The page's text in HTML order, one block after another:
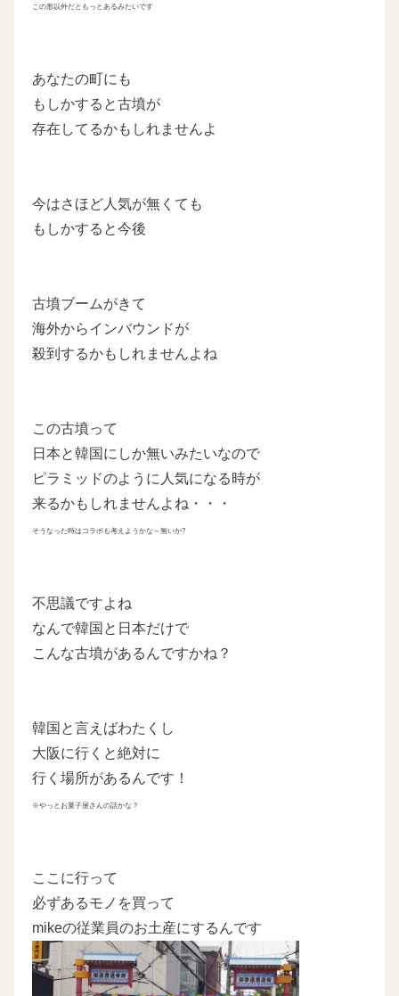
この形以外だともっとあるみたいです
あなたの町にも
もしかすると古墳が
存在してるかもしれませんよ
今はさほど人気が無くても
もしかすると今後
古墳ブームがきて
海外からインバウンドが
殺到するかもしれませんよね
この古墳って
日本と韓国にしか無いみたいなので
ピラミッドのように人気になる時が
来るかもしれませんよね・・・
そうなった時はコラボも考えようかな～無いか?
不思議ですよね
なんで韓国と日本だけで
こんな古墳があるんですかね？
韓国と言えばわたくし
大阪に行くと絶対に
行く場所があるんです！
※やっとお菓子屋さんの話かな？
ここに行って
必ずあるモノを買って
mikeの従業員のお土産にするんです